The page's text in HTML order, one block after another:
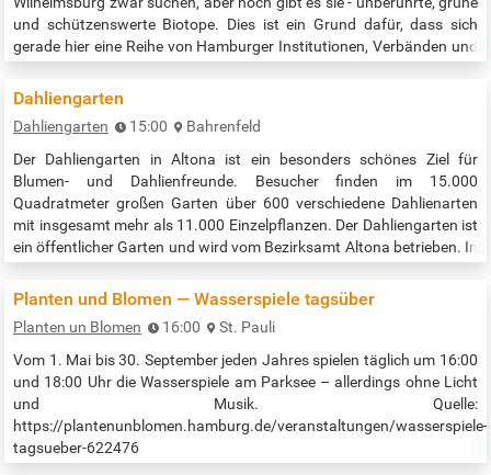
und schützenswerte Biotope. Dies ist ein Grund dafür, dass sich
gerade hier eine Reihe von Hamburger Institutionen, Verbänden und
das „WiWi“ in den letzten beiden Jahren ein voller Erfolg war, gehen…
Dahliengarten
Dahliengarten 15:00
Bahrenfeld
Der Dahliengarten in Altona ist ein besonders schönes Ziel für
Blumen- und Dahlienfreunde. Besucher finden im 15.000
Quadratmeter großen Garten über 600 verschiedene Dahlienarten
mit insgesamt mehr als 11.000 Einzelpflanzen. Der Dahliengarten ist
ein öffentlicher Garten und wird vom Bezirksamt Altona betrieben. In
Dahlien bestaunen. Im Museumsbeet des Dahliengartens gibt es eine
Planten und Blomen — Wasserspiele tagsüber
Planten un Blomen 16:00
St. Pauli
Vom 1. Mai bis 30. September jeden Jahres spielen täglich um 16:00
und 18:00 Uhr die Wasserspiele am Parksee – allerdings ohne Licht
und Musik. Quelle:
https://plantenunblomen.hamburg.de/veranstaltungen/wasserspiele-
tagsueber-622476